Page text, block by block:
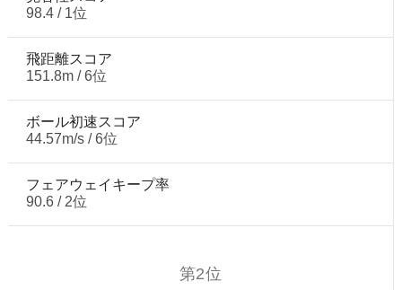
98.4 / 1位
飛距離スコア
151.8m / 6位
ボール初速スコア
44.57m/s / 6位
フェアウェイキープ率
90.6 / 2位
第2位